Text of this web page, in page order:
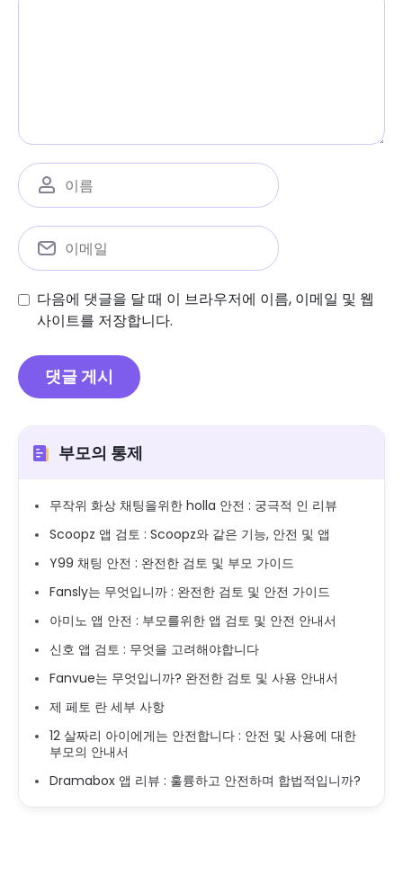
다음에 댓글을 달 때 이 브라우저에 이름, 이메일 및 웹
사이트를 저장합니다.
부모의 통제
무작위 화상 채팅을위한 holla 안전 : 궁극적 인 리뷰
Scoopz 앱 검토 : Scoopz와 같은 기능, 안전 및 앱
Y99 채팅 안전 : 완전한 검토 및 부모 가이드
Fansly는 무엇입니까 : 완전한 검토 및 안전 가이드
아미노 앱 안전 : 부모를위한 앱 검토 및 안전 안내서
신호 앱 검토 : 무엇을 고려해야합니다
Fanvue는 무엇입니까? 완전한 검토 및 사용 안내서
제 페토 란 세부 사항
12 살짜리 아이에게는 안전합니다 : 안전 및 사용에 대한
부모의 안내서
Dramabox 앱 리뷰 : 훌륭하고 안전하며 합법적입니까?